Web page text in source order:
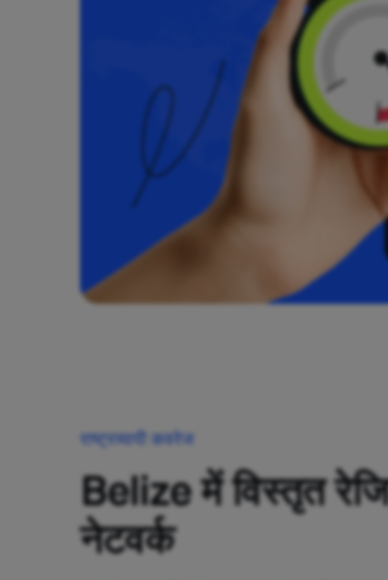
राष्ट्रव्यापी कवरेज
Belize में विस्तृत
नेटवर्क